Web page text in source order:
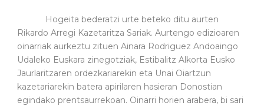
Hogeita bederatzi urte beteko ditu aurten
Rikardo Arregi Kazetaritza Sariak. Aurtengo edizioaren
oinarriak aurkeztu zituen Ainara Rodriguez Andoaingo
Udaleko Euskara zinegotziak, Estibalitz Alkorta Eusko
Jaurlaritzaren ordezkariarekin eta Unai Oiartzun
kazetariarekin batera apirilaren hasieran Donostian
egindako prentsaurrekoan. Oinarri horien arabera, bi sari